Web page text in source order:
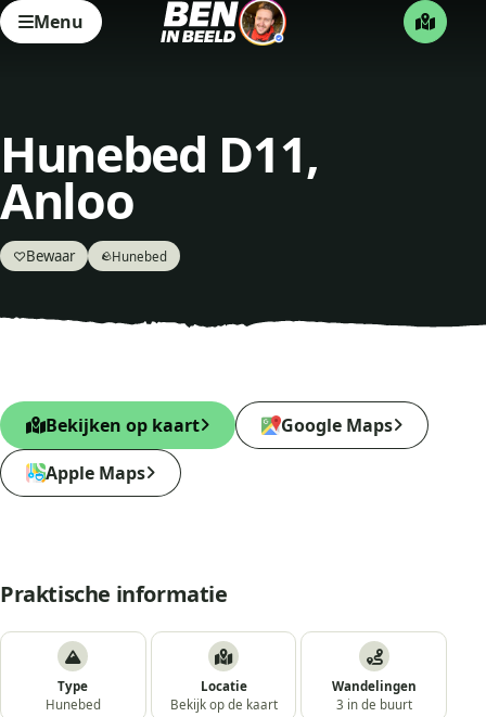
Menu
Hunebed D11,
Anloo
♡Bewaar 🪨Hunebed
Bekijken op kaart
Google Maps
Apple Maps
Praktische informatie
Type
Hunebed
Locatie
Bekijk op de kaart
Wandelingen
3 in de buurt